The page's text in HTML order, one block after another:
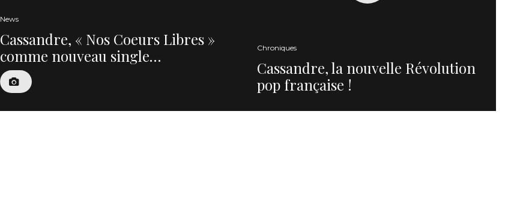
News
Cassandre, « Nos Coeurs Libres »
comme nouveau single…
Chroniques
Cassandre, la nouvelle Révolution
pop française !